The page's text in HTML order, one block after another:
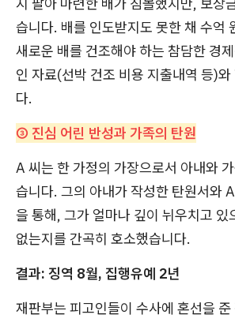
습니다. 배를 인도받지도 못한 채 수억
새로운 배를 건조해야 하는 참담한 경
인 자료(선박 건조 비용 지출내역 등)
다.
③ 진심 어린 반성과 가족의 탄원
A 씨는 한 가정의 가장으로서 아내와
습니다. 그의 아내가 작성한 탄원서와
을 통해, 그가 얼마나 깊이 뉘우치고 있
없는지를 간곡히 호소했습니다.
결과: 징역 8월, 집행유예 2년
재판부는 피고인들이 수사에 혼선을